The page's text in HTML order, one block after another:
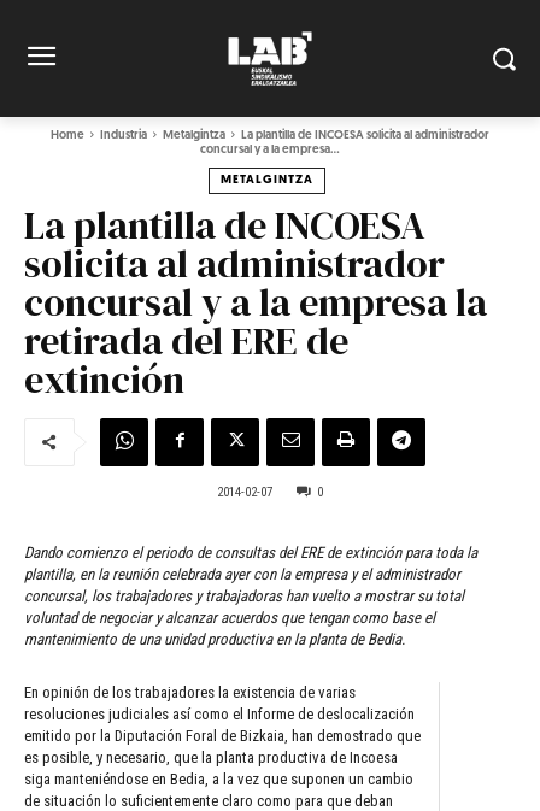
Home Industria Metalgintza
La plantilla de INCOESA solicita al administrador
concursal y a la empresa...
METALGINTZA
La plantilla de INCOESA
solicita al administrador
concursal y a la empresa la
retirada del ERE de
extinción
2014-02-07 0
Dando comienzo el periodo de consultas del ERE de extinción para toda la
plantilla, en la reunión celebrada ayer con la empresa y el administrador
concursal, los trabajadores y trabajadoras han vuelto a mostrar su total
voluntad de negociar y alcanzar acuerdos que tengan como base el
mantenimiento de una unidad productiva en la planta de Bedia.
En opinión de los trabajadores la existencia de varias
resoluciones judiciales así como el Informe de deslocalización
emitido por la Diputación Foral de Bizkaia, han demostrado que
es posible, y necesario, que la planta productiva de Incoesa
siga manteniéndose en Bedia, a la vez que suponen un cambio
de situación lo suficientemente claro como para que deban